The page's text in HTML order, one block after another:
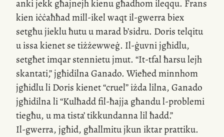
anki jekk għajnejh kienu għadhom ileqqu. Frans
kien iċċaħħadmill-ikelwaqtil-gwerrabiex
setgħu jieklu ħutu u marad b’sidru. Doris telqitu
u issa kienet se tiżżewweġ. Il-ġuvnijgħidlu,
setgħet imqar stennietu jmut. “It-tfalħarsu lejh
skantati,”jgħidilna Ganado. Wieħed minnhom
jgħidlu li Doris kienet “cruel” iżda lilna, Ganado
jgħidilna li “Kulħaddfil-ħajjagħandul-problemi
tiegħu, u ma tista’ tikkundanna lil ħadd.”
Il-gwerra, jgħid, għallmitu jkun iktar prattiku.